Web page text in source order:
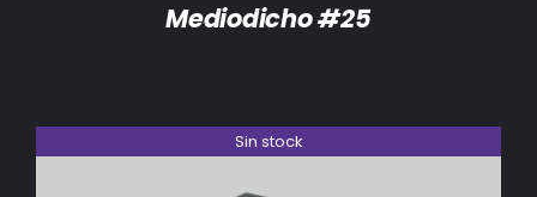
Mediodicho #25
Sin stock